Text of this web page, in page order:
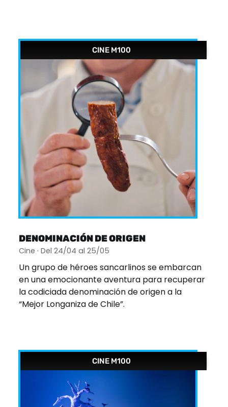
CINE M100
DENOMINACIÓN DE ORIGEN
Cine · Del 24/04 al 25/05
Un grupo de héroes sancarlinos se embarcan
en una emocionante aventura para recuperar
la codiciada denominación de origen a la
“Mejor Longaniza de Chile”.
CINE M100